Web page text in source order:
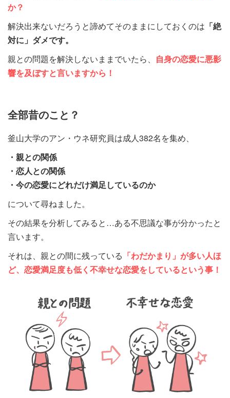
か？
解決出来ないだろうと諦めてそのままにしておくのは 「絶
対に」ダメです。
親との問題を解決しないままでいたら、 自身の恋愛に悪影
響を及ぼすと言いますから！
全部昔のこと？
釜山大学のアン・ウネ研究員は成人382名を集め、
・親との関係
・恋人との関係
・今の恋愛にどれだけ満足しているのか
について尋ねました。
その結果を分析してみると…ある不思議な事が分かったと
言います。
それは、親との間に残っている 「わだかまり」が多い人ほ
ど、恋愛満足度も低く不幸せな恋愛をしているという事！